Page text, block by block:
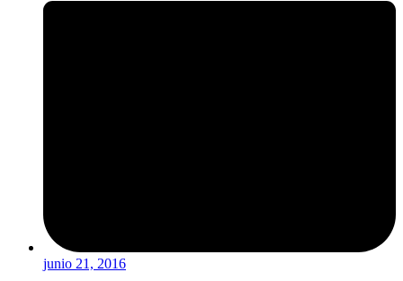
junio 21, 2016